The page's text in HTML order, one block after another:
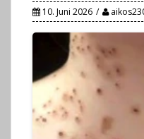
10. Juni 2026